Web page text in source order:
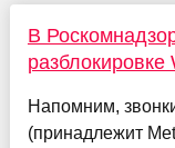
В
разблокировке
Напомним,
(принадлежит